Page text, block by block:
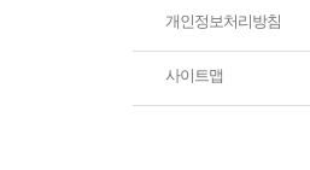
개인정보처리방침
사이트맵